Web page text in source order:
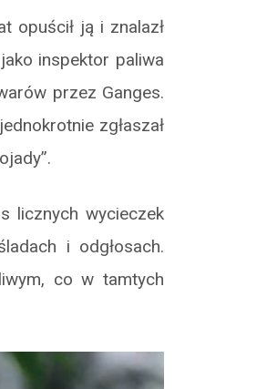
opuścił ją i znalazł
inspektor paliwa
przez Ganges.
zgłaszał
licznych wycieczek
i odgłosach.
co w tamtych